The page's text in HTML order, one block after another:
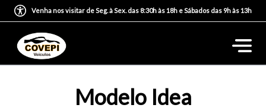
Venha nos visitar de Seg. à Sex. das 8:30h às 18h e Sábados das 9h às 13h
Modelo Idea